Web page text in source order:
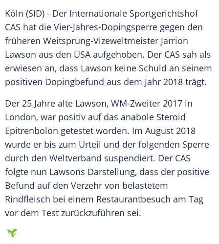
Köln (SID) - Der Internationale Sportgerichtshof
CAS hat die Vier-Jahres-Dopingsperre gegen den
früheren Weitsprung-Vizeweltmeister Jarrion
Lawson aus den USAaufgehoben. Der CAS sah als
erwiesen an, dass Lawson keine Schuld an seinem
positiven Dopingbefund aus dem Jahr 2018 trägt.
Der 25 Jahre alte Lawson, WM-Zweiter 2017 in
London, war positiv auf das anabole Steroid
Epitrenbolon getestet worden. Im August 2018
wurde er bis zum Urteil und der folgenden Sperre
durch den Weltverband suspendiert. Der CAS
folgte nun Lawsons Darstellung, dass der positive
Befund auf den Verzehr von belastetem
Rindfleisch bei einem Restaurantbesuch am Tag
vor dem Test zurückzuführen sei.